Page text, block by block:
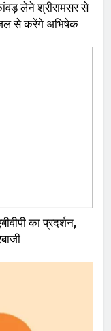
लेने श्रीरामसर से
जल से करेंगे अभिषेक
का प्रदर्शन,